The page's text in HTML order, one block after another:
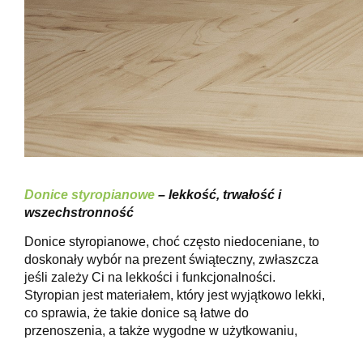
Donice styropianowe – lekkość, trwałość i
wszechstronność
Donice styropianowe, choć często niedoceniane, to
doskonały wybór na prezent świąteczny, zwłaszcza
jeśli zależy Ci na lekkości i funkcjonalności.
Styropian jest materiałem, który jest wyjątkowo lekki,
co sprawia, że takie donice są łatwe do
przenoszenia, a także wygodne w użytkowaniu,